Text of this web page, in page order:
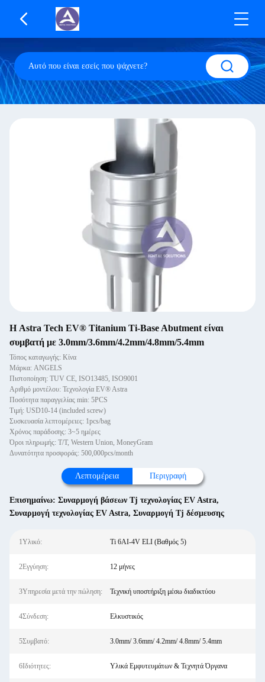
Η Astra Tech EV® Titanium Ti-Base Abutment είναι
συμβατή με 3.0mm/3.6mm/4.2mm/4.8mm/5.4mm
Τόπος καταγωγής: Κίνα
Μάρκα: ANGELS
Πιστοποίηση: TUV CE, ISO13485, ISO9001
Αριθμό μοντέλου: Τεχνολογία EV® Astra
Ποσότητα παραγγελίας min: 5PCS
Τιμή: USD10-14 (included screw)
Συσκευασία λεπτομέρειες: 1pcs/bag
Χρόνος παράδοσης: 3~5 ημέρες
Όροι πληρωμής: T/T, Western Union, MoneyGram
Δυνατότητα προσφοράς: 500,000pcs/month
Λεπτομέρεια Περιγραφή
Επισημαίνω: Συναρμογή βάσεων Tj τεχνολογίας EV Astra,
Συναρμογή τεχνολογίας EV Astra, Συναρμογή Tj δέσμευσης
1Υλικό: Ti 6AI-4V ELI (Βαθμός 5)
2Εγγύηση: 12 μήνες
3Υπηρεσία μετά την πώληση: Τεχνική υποστήριξη μέσω διαδικτύου
4Σύνδεση: Ελκυστικός
5Συμβατό: 3.0mm/ 3.6mm/ 4.2mm/ 4.8mm/ 5.4mm
6Ιδιότητες: Υλικά Εμφυτευμάτων & Τεχνητά Όργανα